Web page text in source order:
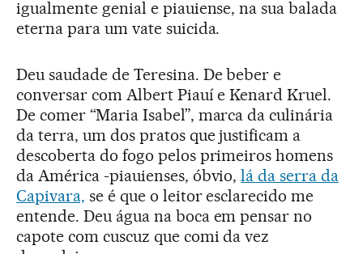
igualmente genial e piauiense, na sua balada
eterna para um vate suicida.
Deu saudade de Teresina. De beber e
conversar com Albert Piauí e Kenard Kruel.
De comer “Maria Isabel”, marca da culinária
da terra, um dos pratos que justificam a
descoberta do fogo pelos primeiros homens
da América -piauienses, óbvio,lá da serra da
Capivara, se é que o leitor esclarecido me
entende. Deu água na boca em pensar no
capote com cuscuz que comi da vez